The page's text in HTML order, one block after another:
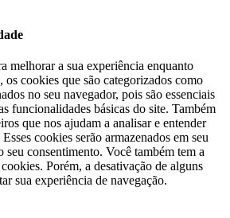
melhorar a sua experiência enquanto
os cookies que são categorizados como
no seu navegador, pois são essenciais
funcionalidades básicas do site. Também
que nos ajudam a analisar e entender
cookies serão armazenados em seu
seu consentimento. Você também tem a
Porém, a desativação de alguns
sua experiência de navegação.